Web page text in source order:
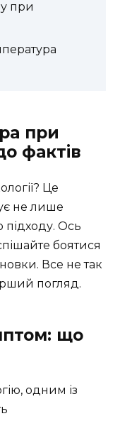
при
при
фактів
Це
не лише
підходу. Ось
боятися
Все не так
погляд.
що
одним із